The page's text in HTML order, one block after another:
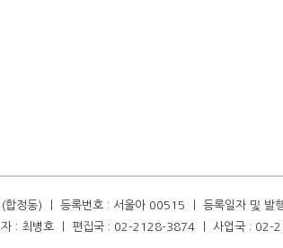
합정동) ㅣ 등록번호 : 서울아 00515 ㅣ 등록일자 및
자 : 최병호 ㅣ 편집국 : 02-2128-3874 ㅣ 사업국 :